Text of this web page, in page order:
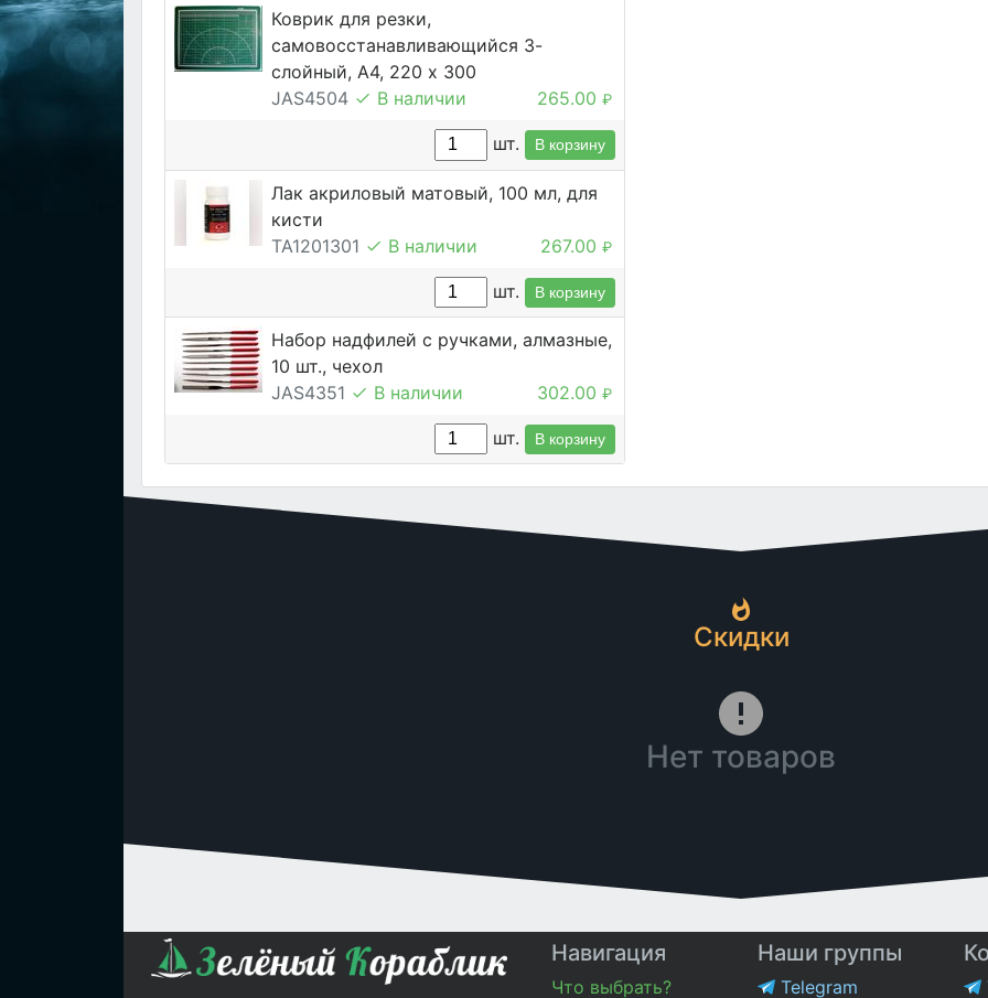
Коврик для резки,
самовосстанавливающийся 3-
слойный, А4, 220 х 300
JAS4504
В наличии 265.00₽
шт. В корзину
Лак акриловый матовый, 100 мл, для
кисти
TA1201301
В наличии 267.00₽
шт. В корзину
Набор надфилей с ручками, алмазные,
10 шт., чехол
JAS4351
В наличии 302.00₽
шт. В корзину
Скидки
Нет товаров
Навигация
Что выбрать?
Наши группы
Telegram